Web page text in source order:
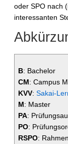
oder SPO nach
interessanten
B: Bachelor
CM: Campus
KVV: Sakai-
M: Master
PA:
PO:
RSPO: